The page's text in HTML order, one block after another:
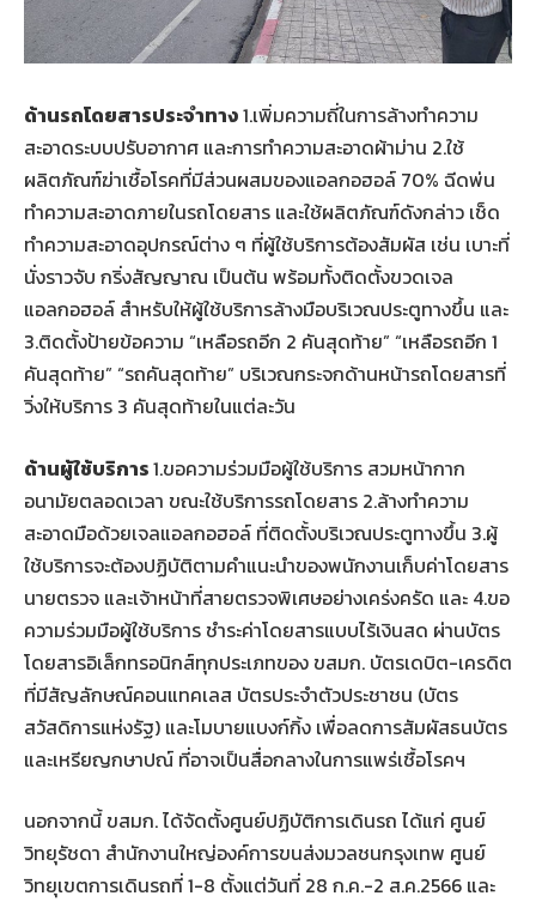
ด้านรถโดยสารประจำทาง1.เพิ่มความถี่ในการล้างทำความ
สะอาดระบบปรับอากาศ และการทำความสะอาดผ้าม่าน 2.ใช้
ผลิตภัณฑ์ฆ่าเชื้อโรคที่มีส่วนผสมของแอลกอฮอล์ 70% ฉีดพ่น
ทำความสะอาดภายในรถโดยสาร และใช้ผลิตภัณฑ์ดังกล่าว เช็ด
ทำความสะอาดอุปกรณ์ต่าง ๆ ที่ผู้ใช้บริการต้องสัมผัส เช่น เบาะที่
นั่งราวจับ กริ่งสัญญาณ เป็นต้น พร้อมทั้งติดตั้งขวดเจล
แอลกอฮอล์ สำหรับให้ผู้ใช้บริการล้างมือบริเวณประตูทางขึ้น และ
3.ติดตั้งป้ายข้อความ “เหลือรถอีก 2 คันสุดท้าย” “เหลือรถอีก 1
คันสุดท้าย” “รถคันสุดท้าย” บริเวณกระจกด้านหน้ารถโดยสารที่
วิ่งให้บริการ 3 คันสุดท้ายในแต่ละวัน
ด้านผู้ใช้บริการ1.ขอความร่วมมือผู้ใช้บริการ สวมหน้ากาก
อนามัยตลอดเวลา ขณะใช้บริการรถโดยสาร 2.ล้างทำความ
สะอาดมือด้วยเจลแอลกอฮอล์ ที่ติดตั้งบริเวณประตูทางขึ้น 3.ผู้
ใช้บริการจะต้องปฏิบัติตามคำแนะนำของพนักงานเก็บค่าโดยสาร
นายตรวจ และเจ้าหน้าที่สายตรวจพิเศษอย่างเคร่งครัด และ 4.ขอ
ความร่วมมือผู้ใช้บริการ ชำระค่าโดยสารแบบไร้เงินสด ผ่านบัตร
โดยสารอิเล็กทรอนิกส์ทุกประเภทของ ขสมก. บัตรเดบิต-เครดิต
ที่มีสัญลักษณ์คอนแทคเลส บัตรประจำตัวประชาชน (บัตร
สวัสดิการแห่งรัฐ) และโมบายแบงก์กิ้ง เพื่อลดการสัมผัสธนบัตร
และเหรียญกษาปณ์ ที่อาจเป็นสื่อกลางในการแพร่เชื้อโรคฯ
นอกจากนี้ ขสมก. ได้จัดตั้งศูนย์ปฏิบัติการเดินรถ ได้แก่ ศูนย์
วิทยุรัชดา สำนักงานใหญ่องค์การขนส่งมวลชนกรุงเทพ ศูนย์
วิทยุเขตการเดินรถที่ 1-8 ตั้งแต่วันที่ 28 ก.ค.-2 ส.ค.2566 และ